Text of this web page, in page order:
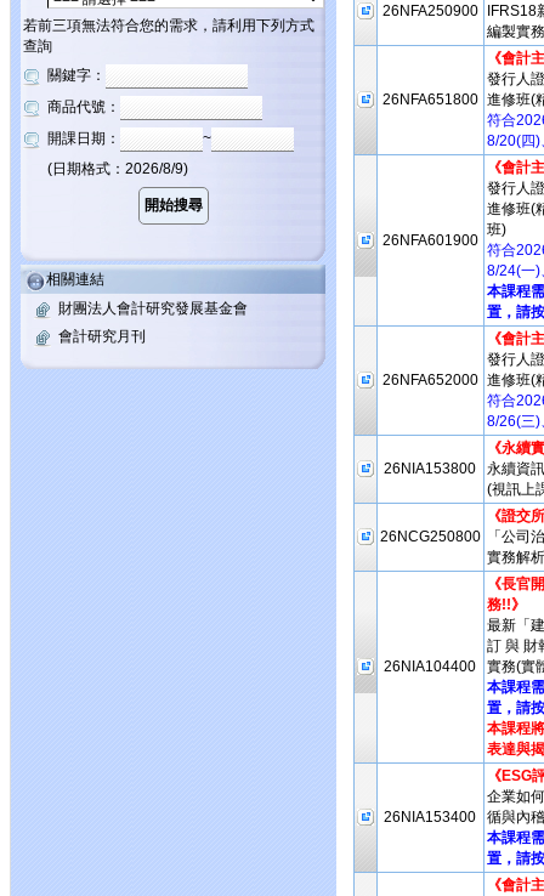
若前三項無法符合您的需求，請利用下列方式
查詢
關鍵字：
商品代號：
開課日期：
~
(日期格式：2026/8/9)
相關連結
財團法人會計研究發展基金會
會計研究月刊
26NFA250900
編製實
26NFA651800
《會計
發行人
進修班(
符合
8/20(四)
26NFA601900
《會計
發行人
進修班(
班)
符合
8/24(一)
本課程
置，請
26NFA652000
《會計
發行人
進修班(
符合
8/26(三)
26NIA153800
《永續
永續資
(視訊上
26NCG250800
《證交
「公司
實務解
26NIA104400
《長官
務!!》
最新「
訂 與 財
實務(實
本課程
置，請
本課程
表達與
26NIA153400
《ESG
企業如
循與內
本課程
置，請
《會計